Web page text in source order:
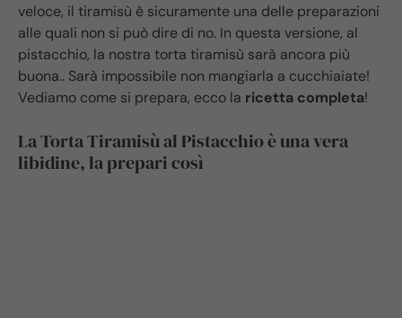
veloce, il tiramisù è sicuramente una delle preparazioni
alle quali non si può dire di no. In questa versione, al
pistacchio, la nostra torta tiramisù sarà ancora più
buona.. Sarà impossibile non mangiarla a cucchiaiate!
Vediamo come si prepara, ecco la ricetta completa!
La Torta Tiramisù al Pistacchio è una vera
libidine, la prepari così